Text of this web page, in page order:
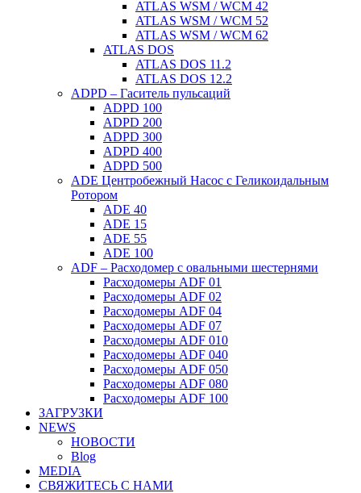
ATLAS WSM / WCM 42
ATLAS WSM / WCM 52
ATLAS WSM / WCM 62
ATLAS DOS
ATLAS DOS 11.2
ATLAS DOS 12.2
ADPD – Гаситель пульсаций
ADPD 100
ADPD 200
ADPD 300
ADPD 400
ADPD 500
ADE Центробежный Насос с Геликоидальным
Ротором
ADE 40
ADE 15
ADE 55
ADE 100
ADF – Расходомер с овальными шестернями
Расходомеры ADF 01
Расходомеры ADF 02
Расходомеры ADF 04
Расходомеры ADF 07
Расходомеры ADF 010
Расходомеры ADF 040
Расходомеры ADF 050
Расходомеры ADF 080
Расходомеры ADF 100
ЗАГРУЗКИ
NEWS
НОВОСТИ
Blog
MEDIA
СВЯЖИТЕСЬ С НАМИ